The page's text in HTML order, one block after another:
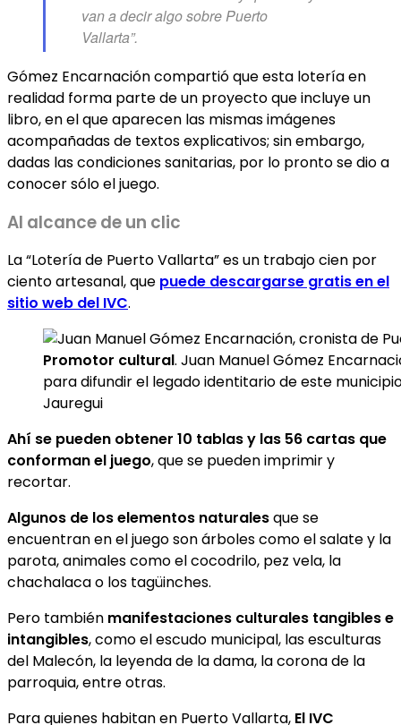
van a decir algo sobre Puerto
Vallarta”.
Gómez Encarnación compartió que esta lotería en
realidad forma parte de un proyecto que incluye un
libro, en el que aparecen las mismas imágenes
acompañadas de textos explicativos; sin embargo,
dadas las condiciones sanitarias, por lo pronto se dio a
conocer sólo el juego.
Al alcance de un clic
La “Lotería de Puerto Vallarta” es un trabajo cien por
ciento artesanal, que puede descargarse gratis en el
sitio web del IVC.
Promotor cultural. Juan Manuel Gómez
para difundir el legado identitario de este
Jauregui
Ahí se pueden obtener 10 tablas y las 56 cartas que
conforman el juego, que se pueden imprimir y
recortar.
Algunos de los elementos naturalesque se
encuentran en el juego son árboles como el salate y la
parota, animales como el cocodrilo, pez vela, la
chachalaca o los tagüinches.
Pero también manifestaciones culturales tangibles e
intangibles, como el escudo municipal, las esculturas
del Malecón, la leyenda de la dama, la corona de la
parroquia, entre otras.
Para quienes habitan en Puerto Vallarta, El IVC